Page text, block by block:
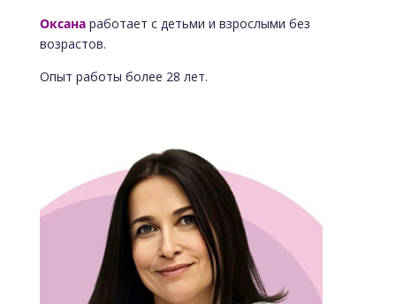
Оксана работает с детьми и взрослыми без
возрастов.
Опыт работы более 28 лет.